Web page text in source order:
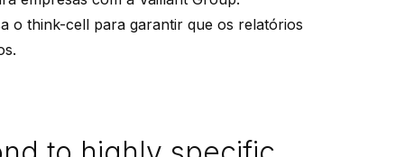
o think-cell para garantir que os relatórios